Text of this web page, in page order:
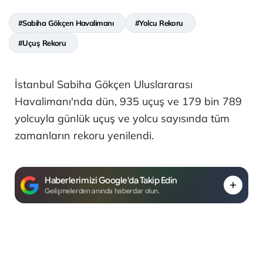
#Sabiha Gökçen Havalimanı #Yolcu Rekoru
#Uçuş Rekoru
İstanbul Sabiha Gökçen Uluslararası
Havalimanı'nda dün, 935 uçuş ve 179 bin 789
yolcuyla günlük uçuş ve yolcu sayısında tüm
zamanların rekoru yenilendi.
Haberlerimizi Google'da Takip Edin
Gelişmelerden anında haberdar olun.